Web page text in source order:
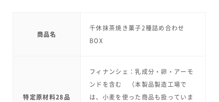
商品名
千休抹茶焼き菓子2種詰め合わせ
BOX
特定原材料28品
フィナンシェ：乳成分・卵・アーモ
ンドを含む （本製品製造工場で
は、小麦を使った商品も扱っていま